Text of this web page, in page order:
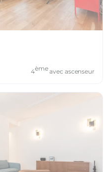
4èmeavec ascenseur